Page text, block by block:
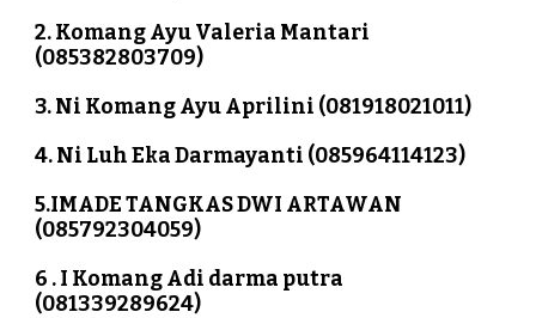
2. Komang Ayu Valeria Mantari
(085382803709)
3. Ni Komang Ayu Aprilini (081918021011)
4. Ni Luh Eka Darmayanti (085964114123)
5.IMADE TANGKAS DWI ARTAWAN
(085792304059)
6 . I Komang Adi darma putra
(081339289624)